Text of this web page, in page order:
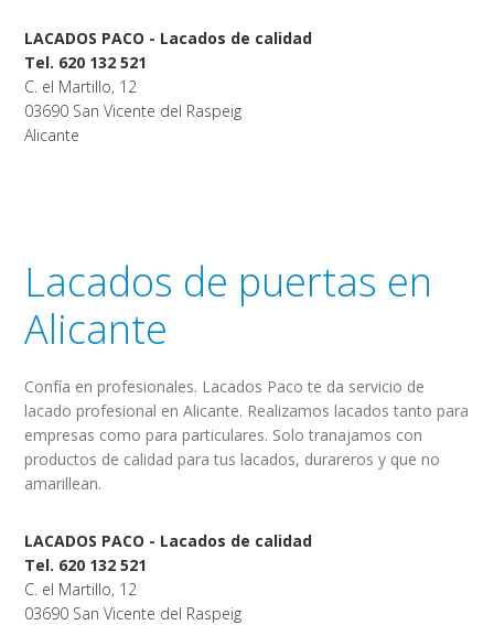
LACADOS PACO - Lacados de calidad
Tel. 620 132 521
C. el Martillo, 12
03690 San Vicente del Raspeig
Alicante
Lacados de puertas en
Alicante
Confía en profesionales. Lacados Paco te da servicio de
lacado profesional en Alicante. Realizamos lacados tanto para
empresas como para particulares. Solo tranajamos con
productos de calidad para tus lacados, durareros y que no
amarillean.
LACADOS PACO - Lacados de calidad
Tel. 620 132 521
C. el Martillo, 12
03690 San Vicente del Raspeig